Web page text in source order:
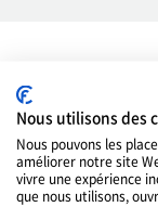
Indicateurs
Glace
Nous utilisons des
Nous pouvons les
améliorer notre site
vivre une expérience
que nous utilisons,